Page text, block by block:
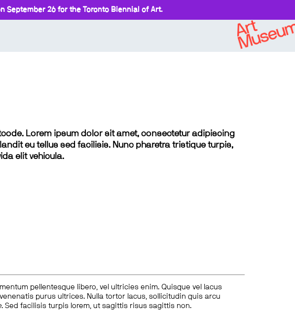
September 26 for the Toronto Biennial of Art.
Lorem ipsum dolor sit amet, consectetur adipiscing
eu tellus sed facilisis. Nunc pharetra tristique turpis,
elit vehicula.
pellentesque libero, vel ultricies enim. Quisque vel lacus
purus ultrices. Nulla tortor lacus, sollicitudin quis arcu
. Sed facilisis turpis lorem, ut sagittis risus sagittis non.